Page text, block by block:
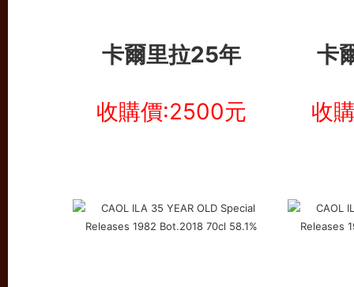
卡爾里拉25年 卡
收購價:2500元 收